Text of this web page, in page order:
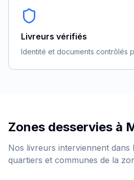
Livreurs vérifiés
Identité et documents contrôlés
Zones desservies à
Nos livreurs interviennent dans
quartiers et communes de la